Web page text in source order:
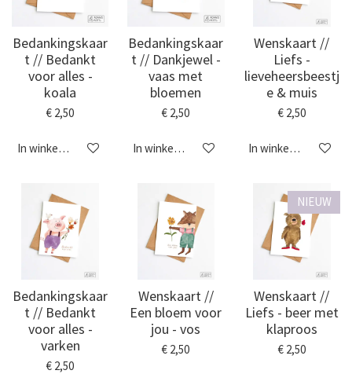
Bedankingskaar
t // Bedankt
voor alles -
koala
€ 2,50
In winkelwagen
Bedankingskaar
t // Dankjewel -
vaas met
bloemen
€ 2,50
In winkelwagen
Wenskaart //
Liefs -
lieveheersbeestj
e & muis
€ 2,50
In winkelwagen
Bedankingskaar
t // Bedankt
voor alles -
varken
€ 2,50
Wenskaart //
Een bloem voor
jou - vos
€ 2,50
NIEUW
Wenskaart //
Liefs - beer met
klaproos
€ 2,50